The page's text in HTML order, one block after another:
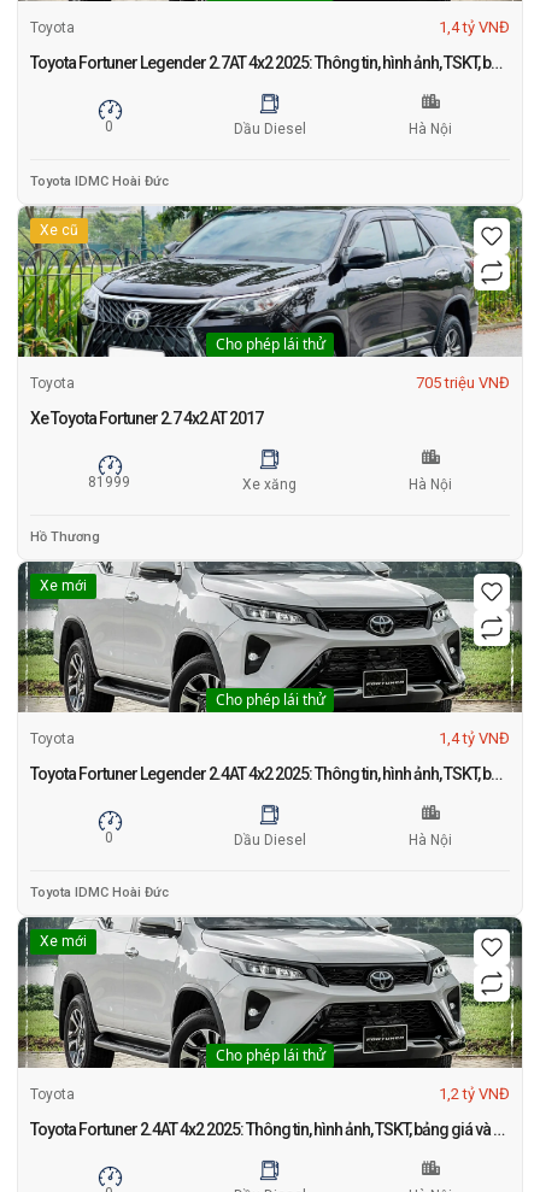
Toyota 1,4 tỷ VNĐ
Toyota Fortuner Legender 2.7AT 4x2 2025: Thông tin, hình ảnh, TSKT, bảng giá và khuyến mãi mới nhất tháng 1
0 Dầu Diesel Hà Nội
Toyota IDMC Hoài Đức
Xe cũ
Cho phép lái thử
Toyota 705 triệu VNĐ
Xe Toyota Fortuner 2.7 4x2 AT 2017
81999 Xe xăng Hà Nội
Hồ Thương
Xe mới
Cho phép lái thử
Toyota 1,4 tỷ VNĐ
Toyota Fortuner Legender 2.4AT 4x2 2025: Thông tin, hình ảnh, TSKT, bảng giá và khuyến mãi mới nhất tháng 1
0 Dầu Diesel Hà Nội
Toyota IDMC Hoài Đức
Xe mới
Cho phép lái thử
Toyota 1,2 tỷ VNĐ
Toyota Fortuner 2.4AT 4x2 2025: Thông tin, hình ảnh, TSKT, bảng giá và khuyến mãi mới nhất tháng 1